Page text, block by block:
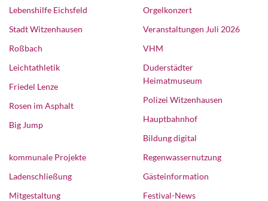
Lebenshilfe Eichsfeld
Stadt Witzenhausen
Roßbach
Leichtathletik
Friedel Lenze
Rosen im Asphalt
Big Jump
Orgelkonzert
Veranstaltungen Juli 2026
VHM
Duderstädter
Heimatmuseum
Polizei Witzenhausen
Hauptbahnhof
Bildung digital
kommunale Projekte
Ladenschließung
Mitgestaltung
Regenwassernutzung
Gästeinformation
Festival-News